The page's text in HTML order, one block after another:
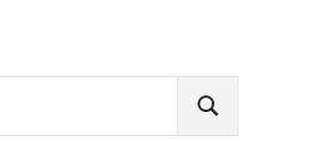
SUCHEN